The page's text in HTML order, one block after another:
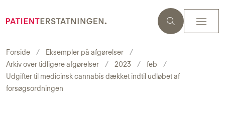
Forside
Eksempler på afgørelser
Arkiv over tidligere afgørelser
2023
feb
Udgifter til medicinsk cannabis dækket indtil udløbet af
forsøgsordningen